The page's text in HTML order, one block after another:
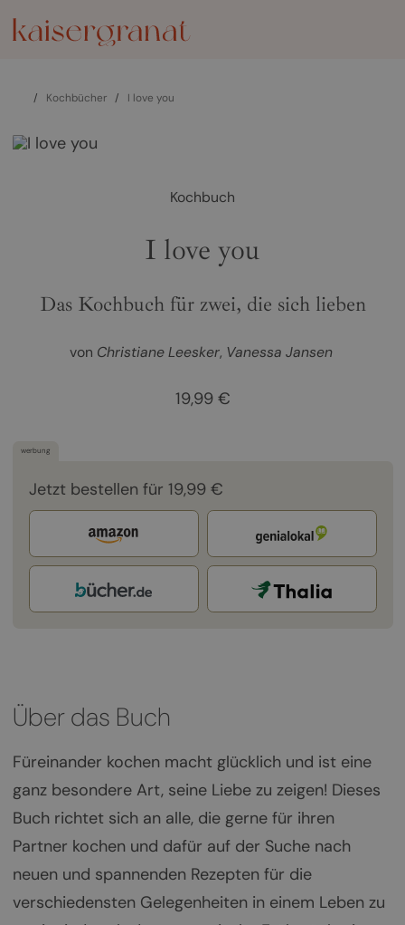
/ Kochbücher / I love you
Kochbuch
I love you
Das Kochbuch für zwei, die sich lieben
von Christiane Leesker Vanessa Jansen
19,99 €
werbung
Jetzt bestellen für 19,99 €
Über das Buch
Füreinander kochen macht glücklich und ist eine
ganz besondere Art, seine Liebe zu zeigen! Dieses
Buch richtet sich an alle, die gerne für ihren
Partner kochen und dafür auf der Suche nach
neuen und spannenden Rezepten für die
verschiedensten Gelegenheiten in einem Leben zu